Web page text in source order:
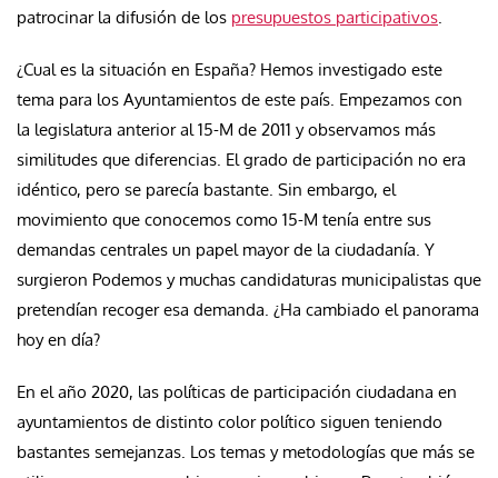
patrocinar la difusión de los presupuestos participativos.
¿Cual es la situación en España? Hemos investigado este
tema para los Ayuntamientos de este país. Empezamos con
la legislatura anterior al 15-M de 2011 y observamos más
similitudes que diferencias. El grado de participación no era
idéntico, pero se parecía bastante. Sin embargo, el
movimiento que conocemos como 15-M tenía entre sus
demandas centrales un papel mayor de la ciudadanía. Y
surgieron Podemos y muchas candidaturas municipalistas que
pretendían recoger esa demanda. ¿Ha cambiado el panorama
hoy en día?
En el año 2020, las políticas de participación ciudadana en
ayuntamientos de distinto color político siguen teniendo
bastantes semejanzas. Los temas y metodologías que más se